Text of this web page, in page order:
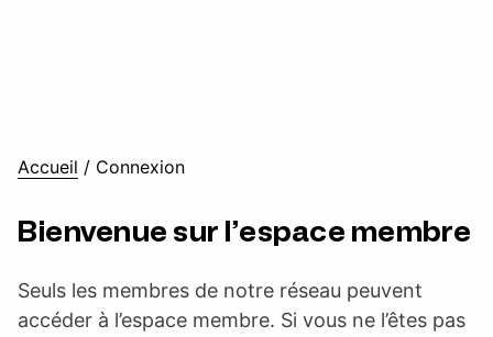
Accueil / Connexion
Bienvenue sur l’espace membre
Seuls les membres de notre réseau peuvent
accéder à l’espace membre. Si vous ne l’êtes pas